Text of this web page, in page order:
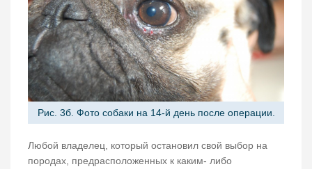
Рис. 3б. Фото собаки на 14-й день после операции.
Любой владелец, который остановил свой выбор на
породах, предрасположенных к каким- либо